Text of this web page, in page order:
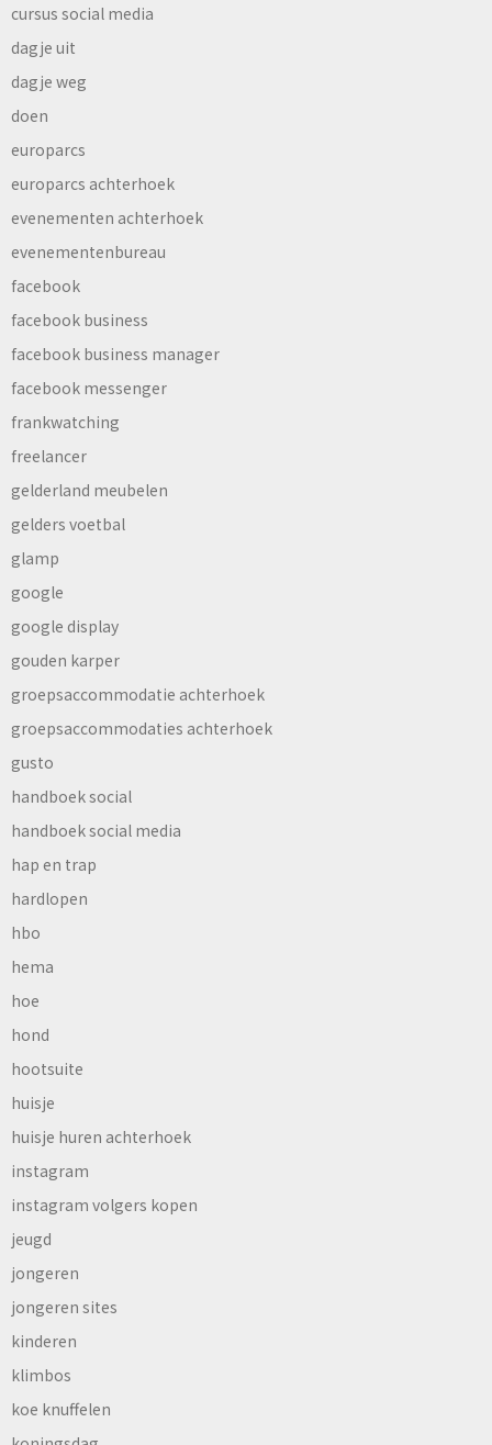
cursus social media
dagje uit
dagje weg
doen
europarcs
europarcs achterhoek
evenementen achterhoek
evenementenbureau
facebook
facebook business
facebook business manager
facebook messenger
frankwatching
freelancer
gelderland meubelen
gelders voetbal
glamp
google
google display
gouden karper
groepsaccommodatie achterhoek
groepsaccommodaties achterhoek
gusto
handboek social
handboek social media
hap en trap
hardlopen
hbo
hema
hoe
hond
hootsuite
huisje
huisje huren achterhoek
instagram
instagram volgers kopen
jeugd
jongeren
jongeren sites
kinderen
klimbos
koe knuffelen